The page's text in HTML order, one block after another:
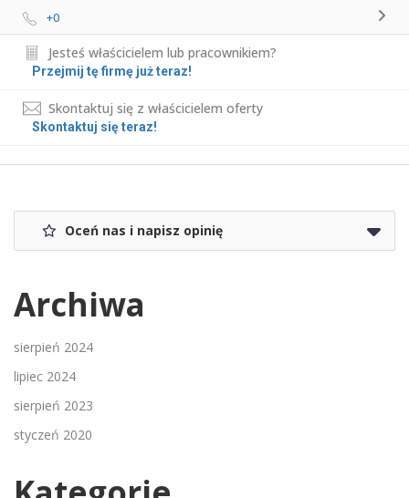
+0
Jesteś właścicielem lub pracownikiem?
Przejmij tę firmę już teraz!
Skontaktuj się z właścicielem oferty
Skontaktuj się teraz!
Oceń nas i napisz opinię
Archiwa
sierpień 2024
lipiec 2024
sierpień 2023
styczeń 2020